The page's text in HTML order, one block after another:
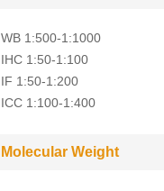
WB 1:500-1:1000
IHC 1:50-1:100
IF 1:50-1:200
ICC 1:100-1:400
Molecular Weight